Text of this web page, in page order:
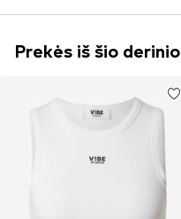
Prekės iš šio derinio